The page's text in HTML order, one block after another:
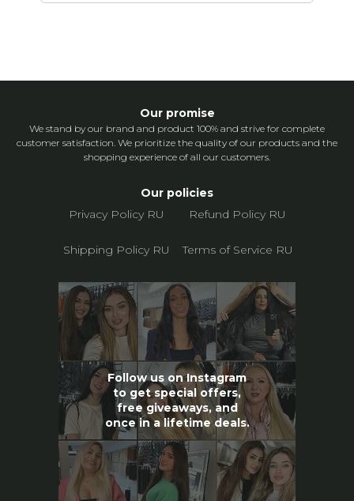
Our promise
We stand by our brand and product 100% and strive for complete
customer satisfaction. We prioritize the quality of our products and the
shopping experience of all our customers.
Our policies
Privacy Policy RU
Refund Policy RU
Shipping Policy RU Terms of Service RU
Follow us on Instagram
to get special offers,
free giveaways, and
once in a lifetime deals.